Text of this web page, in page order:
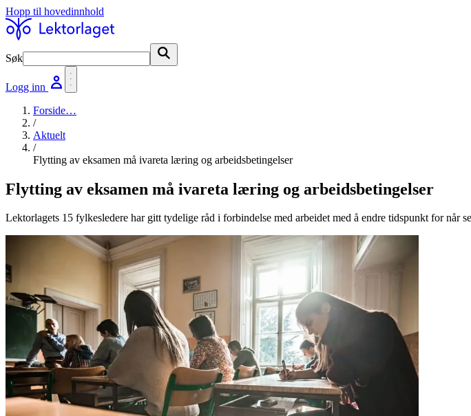
Hopp til hovedinnhold
Søk
Logg inn
Forside…
/
Aktuelt
/
Flytting av eksamen må ivareta læring og arbeidsbetingelser
Flytting av eksamen må ivareta læring og arbeidsbetingelser
Lektorlagets 15 fylkesledere har gitt tydelige råd i forbindelse med arbeidet med å endre tidspunkt for når